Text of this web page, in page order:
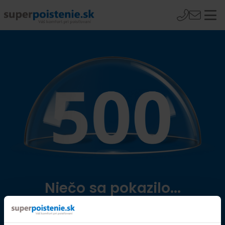
Niečo sa pokazilo...
Přejít na úvodní stránku